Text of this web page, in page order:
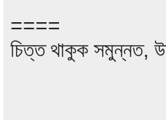
====
চিত্ত থাকুক সমুন্নত,